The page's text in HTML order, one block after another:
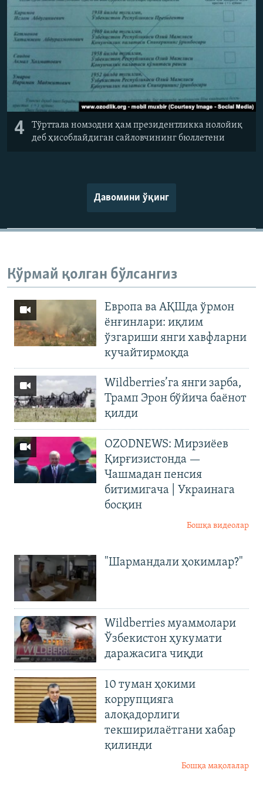
4
Тўрттала номзодни ҳам президентликка нолойиқ
деб ҳисоблайдиган сайловчининг бюллетени
Давомини ўқинг
Кўрмай қолган бўлсангиз
Европа ва АҚШда ўрмон
ёнғинлари: иқлим
ўзгариши янги хавфларни
кучайтирмоқда
Wildberries’га янги зарба,
Трамп Эрон бўйича баёнот
қилди
OZODNEWS: Мирзиёев
Қирғизистонда —
Чашмадан пенсия
битимигача | Украинага
босқин
Бошқа видеолар
"Шармандали ҳокимлар?"
Wildberries муаммолари
Ўзбекистон ҳукумати
даражасига чиқди
10 туман ҳокими
коррупцияга
алоқадорлиги
текширилаётгани хабар
қилинди
Бошқа мақолалар